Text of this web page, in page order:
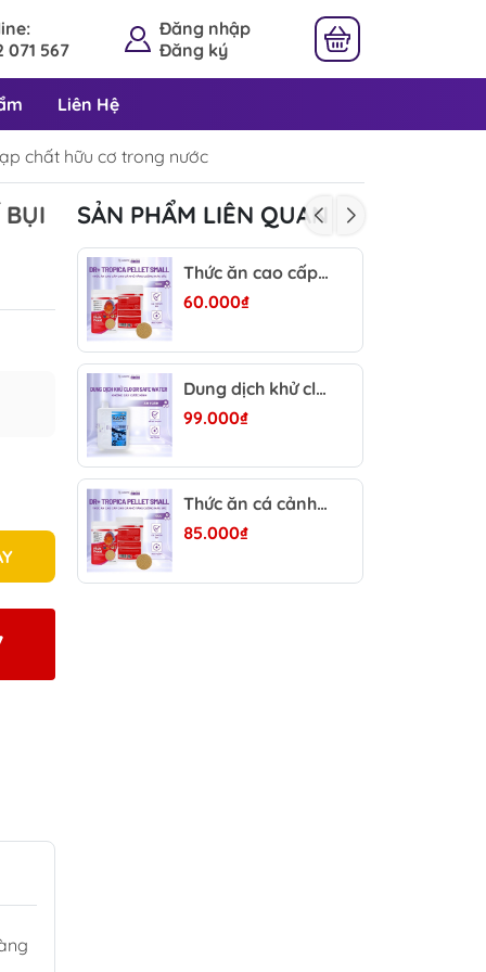
071 567
Đăng nhập
Đăng ký
Liên Hệ
chất hữu cơ trong nước
SẢN PHẨM LIÊN QUAN
Thức ăn cao cấp cho cá nhỏ DR+ Tropica Pellet Small (100g) -Tăng cường màu sắc và dinh dưỡng toàn diện cho cá phát triển
60.000₫
Dung dịch khử clo DR Safe Water - Khử Clo, xử lý tạp chất, bảo vệ nhớt cá giảm stress hồ cá
99.000₫
Thức ăn cá cảnh viên dán cao cấp DR+ Redworm (100g) - Thành phần chiết xuất từ sâu đỏ, trùnġ huyết siêu giàu dinh dưỡng
85.000₫